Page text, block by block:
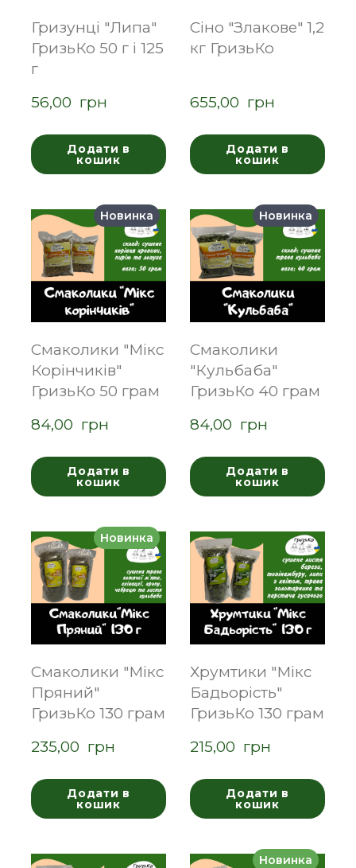
Гризунці "Липа"
ГризьКо 50 г і 125
г
56,00  грн
Додати в
кошик
Сіно "Злакове" 1,2
кг ГризьКо
655,00  грн
Додати в
кошик
Новинка
Смаколики "Мікс
Корінчиків"
ГризьКо 50 грам
84,00  грн
Додати в
кошик
Новинка
Смаколики
"Кульбаба"
ГризьКо 40 грам
84,00  грн
Додати в
кошик
Новинка
Смаколики "Мікс
Пряний"
ГризьКо 130 грам
235,00  грн
Додати в
кошик
Хрумтики "Мікс
Бадьорість"
ГризьКо 130 грам
215,00  грн
Додати в
кошик
Новинка